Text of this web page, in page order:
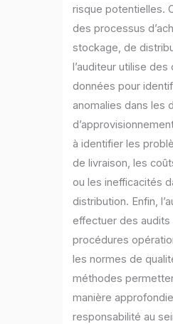
risque potentielles.
des processus
stockage, de
l’auditeur utilise des
données pour
anomalies dans les
à identifier les
de livraison, les
ou les inefficacités
distribution. Enfin,
effectuer des
procédures
les normes de
méthodes
manière
responsabilité au